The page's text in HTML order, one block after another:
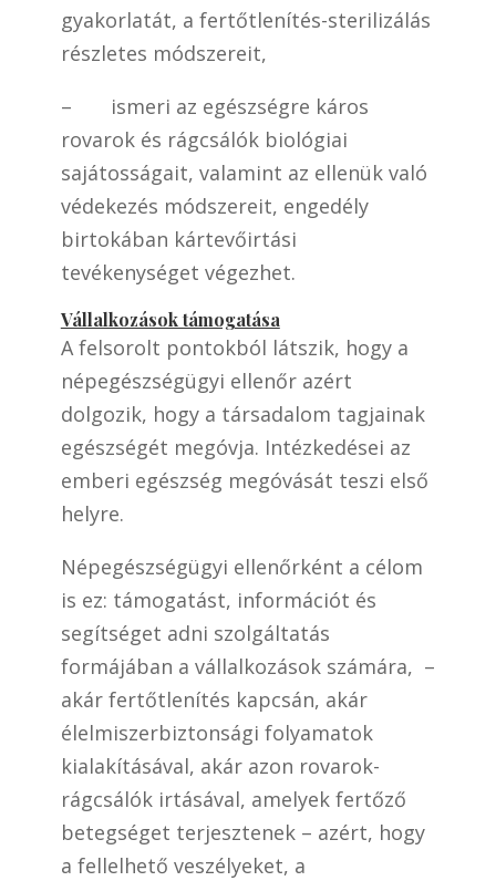
gyakorlatát, a fertőtlenítés-sterilizálás
részletes módszereit,
– ismeri az egészségre káros
rovarok és rágcsálók biológiai
sajátosságait, valamint az ellenük való
védekezés módszereit, engedély
birtokában kártevőirtási
tevékenységet végezhet.
Vállalkozások támogatása
A felsorolt pontokból látszik, hogy a
népegészségügyi ellenőr azért
dolgozik, hogy a társadalom tagjainak
egészségét megóvja. Intézkedései az
emberi egészség megóvását teszi első
helyre.
Népegészségügyi ellenőrként a célom
is ez: támogatást, információt és
segítséget adni szolgáltatás
formájában a vállalkozások számára, –
akár fertőtlenítés kapcsán, akár
élelmiszerbiztonsági folyamatok
kialakításával, akár azon rovarok-
rágcsálók irtásával, amelyek fertőző
betegséget terjesztenek – azért, hogy
a fellelhető veszélyeket, a